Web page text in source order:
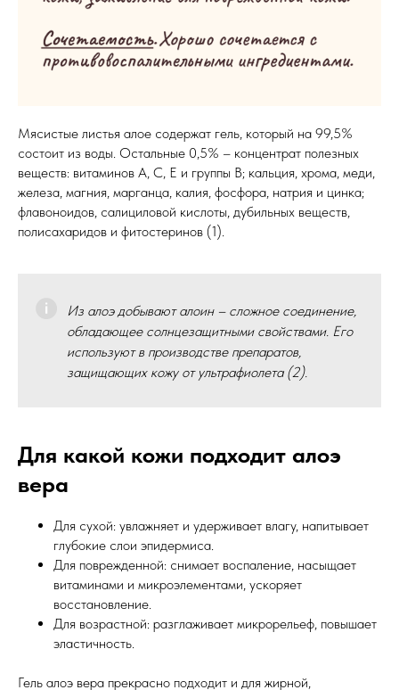
Мясистые листья алое содержат гель, который на 99,5%
состоит из воды. Остальные 0,5% – концентрат полезных
веществ: витаминов А, С, E и группы В; кальция, хрома, меди,
железа, магния, марганца, калия, фосфора, натрия и цинка;
флавоноидов, салициловой кислоты, дубильных веществ,
полисахаридов и фитостеринов (1).
Из алоэ добывают алоин – сложное соединение,
обладающее солнцезащитными свойствами. Его
используют в производстве препаратов,
защищающих кожу от ультрафиолета (2).
Для какой кожи подходит алоэ
вера
Для сухой: увлажняет и удерживает влагу, напитывает
глубокие слои эпидермиса.
Для поврежденной: снимает воспаление, насыщает
витаминами и микроэлементами, ускоряет
восстановление.
Для возрастной: разглаживает микрорельеф, повышает
эластичность.
Гель алоэ вера прекрасно подходит и для жирной,